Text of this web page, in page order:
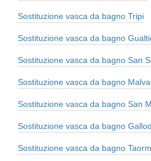
Sostituzione vasca da bagno Tripi
Sostituzione vasca da bagno
Sostituzione vasca da bagno San
Sostituzione vasca da bagno
Sostituzione vasca da bagno San
Sostituzione vasca da bagno
Sostituzione vasca da bagno